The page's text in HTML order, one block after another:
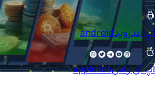
اپ اندرویدandroid
اپ آی‌او‌اسapple ios